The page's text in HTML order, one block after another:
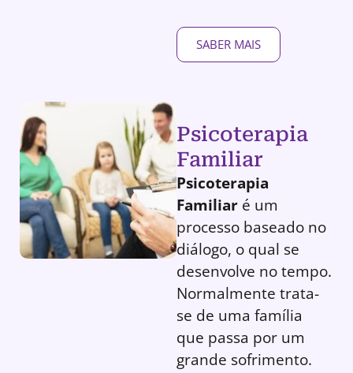
SABER MAIS
Psicoterapia
Familiar
Psicoterapia
Familiar é um
processo baseado no
diálogo, o qual se
desenvolve no tempo.
Normalmente trata-
se de uma família
que passa por um
grande sofrimento.